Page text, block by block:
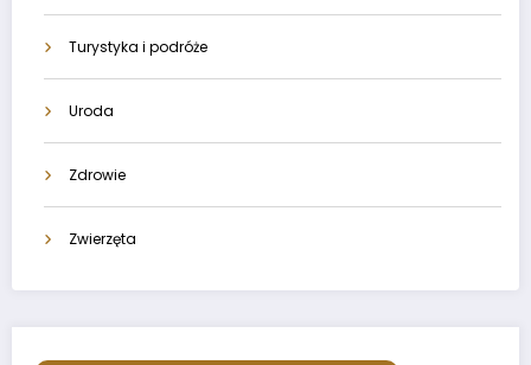
Turystyka i podróże
Uroda
Zdrowie
Zwierzęta